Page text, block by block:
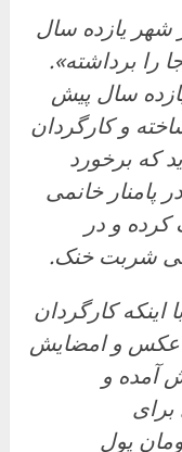
شهر یازده سال
را برداشته».
سال پیش
و کارگردان
که برخورد
پامنار خانمی
کرده و در
شربت خنک.
اینکه کارگردان
عکس و امضایش
آمده و
2 میلیون تومان پول